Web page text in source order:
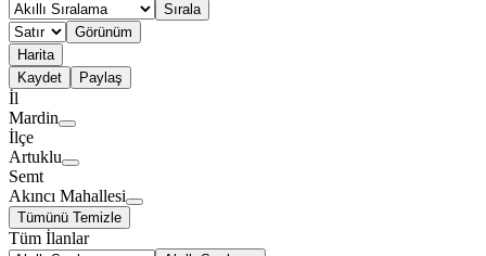
Sırala
Görünüm
Harita
Kaydet
Paylaş
İl
Mardin
İlçe
Artuklu
Semt
Akıncı Mahallesi
Tümünü Temizle
Tüm İlanlar